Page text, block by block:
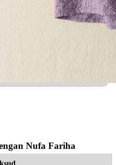
Nufa Fariha